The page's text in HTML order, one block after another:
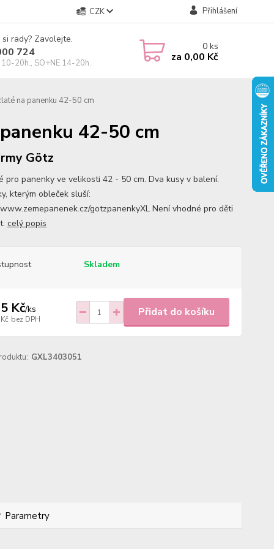
CZK Přihlášení
rady? Zavolejte.
724
20h., SO+NE 14-20h.
0ks
za 0,00 Kč
na panenku 42-50 cm
42-50 cm
Götz
pro panenky ve velikosti 42 - 50 cm. Dva kusy v balení.
kterým obleček sluší:
gotzpanenkyXL Není vhodné pro děti
celý popis
Skladem
Kč/ks
bez DPH
Přidat do košíku
GXL3403051
Parametry